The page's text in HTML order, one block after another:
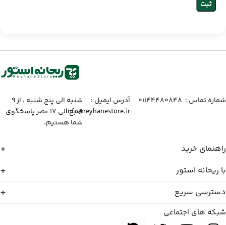
شماره تماس :‌ ۰۱۱۴۴۴۸۰۸۴۸
آدرس ایمیل :‌
info@reyhanestore.ir
شنبه الی پنج شنبه ، از ۹
صبح الی ۱۷ عصر پاسخگوی
شما هستیم.
راهنمای خرید
با ریحانه استور
دسترسی سریع
شبکه های اجتماعی